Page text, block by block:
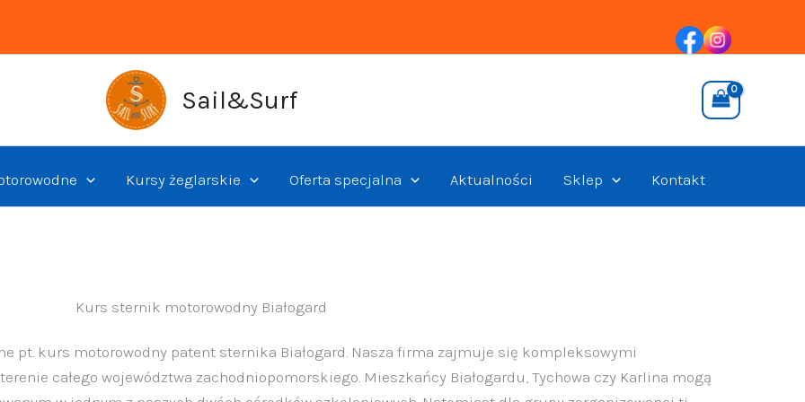
Sail&Surf
Kursy żeglarskie Oferta specjalna Aktualności Sklep Kontakt
Kurs sternik motorowodny Białogard
pt. kurs motorowodny patent sternika Białogard. Nasza firma zajmuje się kompleksowymi
całego województwa zachodniopomorskiego. Mieszkańcy Białogardu, Tychowa czy Karlina mogą